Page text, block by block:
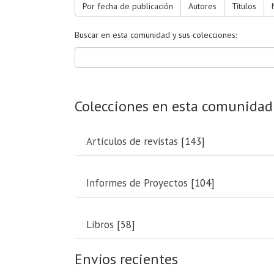
Por fecha de publicación Autores Títulos
Buscar en esta comunidad y sus colecciones:
Colecciones en esta comunidad
Artículos de revistas [143]
Informes de Proyectos [104]
Libros [58]
Envíos recientes